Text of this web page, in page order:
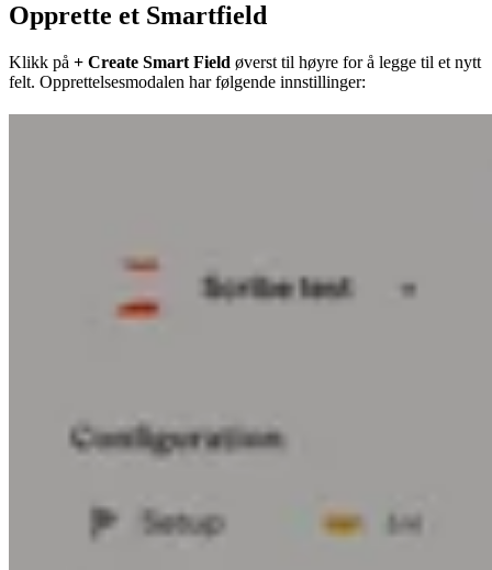
Opprette et Smartfield
Klikk på + Create Smart Field øverst til høyre for å legge til et nytt
felt. Opprettelsesmodalen har følgende innstillinger: